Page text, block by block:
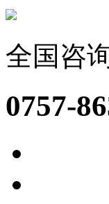
全国咨
0757-